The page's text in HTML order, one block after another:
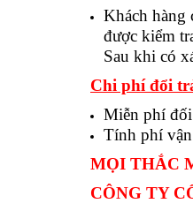
Khách hàng
được kiểm
Sau khi có
Chi phí đổi
Miễn phí đối
Tính phí
MỌI THẮC
CÔNG TY